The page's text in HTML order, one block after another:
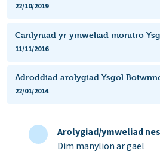
22/10/2019
Canlyniad yr ymweliad monitro
11/11/2016
Adroddiad arolygiad Ysgol
22/01/2014
Arolygiad/ymweliad
Dim manylion ar gael